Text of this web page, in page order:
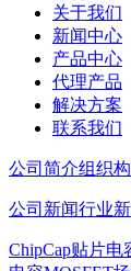
关于我们
新闻中心
产品中心
代理产品
解决方案
联系我们
公司简介组织
公司新闻行业
ChipCap贴片电